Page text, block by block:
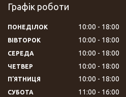
Графік роботи
ПОНЕДІЛОК 10:00 18:00
ВІВТОРОК 10:00 18:00
СЕРЕДА 10:00 18:00
ЧЕТВЕР 10:00 18:00
ПʼЯТНИЦЯ 10:00 18:00
СУБОТА 11:00 16:00